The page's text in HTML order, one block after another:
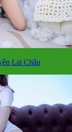
Lai Châu